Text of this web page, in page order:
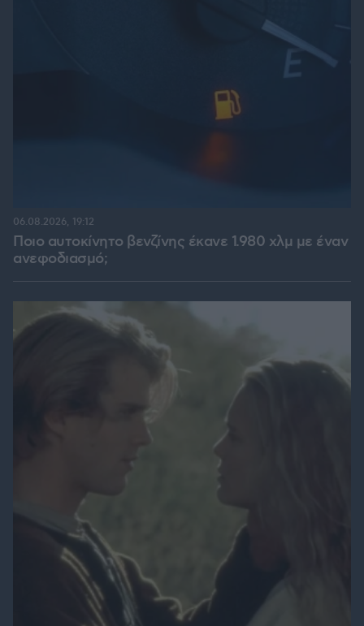
Ποιο αυτοκίνητο βενζίνης έκανε 1.980 χλμ με έναν
ανεφοδιασμό;
06.08.2026, 19:12